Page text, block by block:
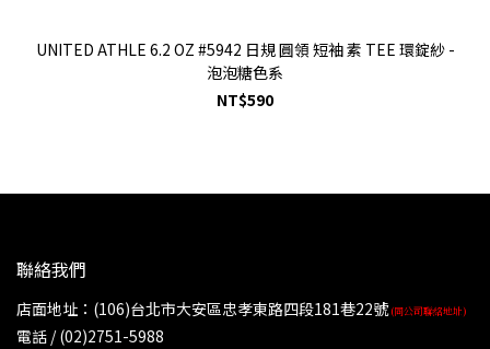
UNITED ATHLE 6.2 OZ #5942 日規 圓領 短袖 素 TEE 環錠紗 -
泡泡糖色系
NT$590
聯絡我們
店面地址：(106)台北市大安區忠孝東路四段181巷22號(同公司聯絡地址)
電話 / (02)2751-5988